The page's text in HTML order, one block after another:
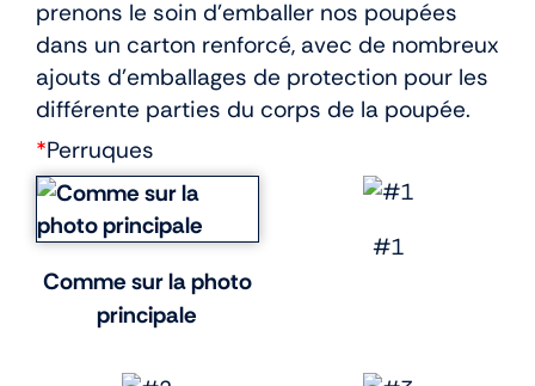
prenons le soin d’emballer nos poupées
dans un carton renforcé, avec de nombreux
ajouts d’emballages de protection pour les
différente parties du corps de la poupée.
*Perruques
Comme sur la photo
principale
#1